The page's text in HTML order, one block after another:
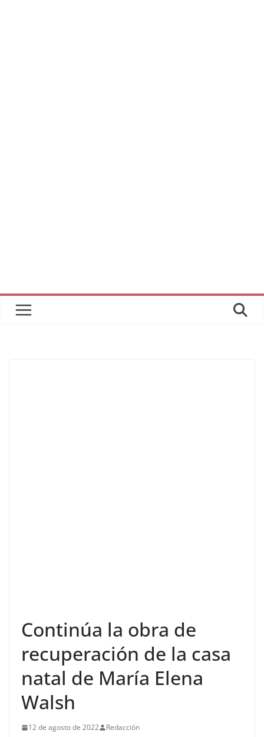
Continúa la obra de
recuperación de la casa
natal de María Elena
Walsh
12 de agosto de 2022 Redacción